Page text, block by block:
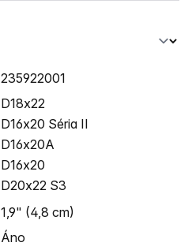
235922001
D18x22
D16x20 Séria II
D16x20A
D16x20
D20x22 S3
1,9" (4,8 cm)
Áno